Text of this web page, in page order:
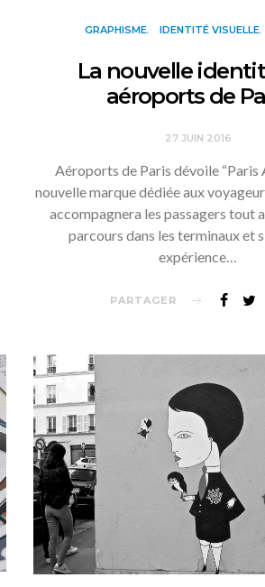
GRAPHISME IDENTITÉ VISUELLE
La nouvelle
aéroports de
27 JUIN 2016
Aéroports de Paris dévoile “Paris
nouvelle marque dédiée aux
accompagnera les passagers tout
parcours dans les terminaux et
expérience…
PARTAGER